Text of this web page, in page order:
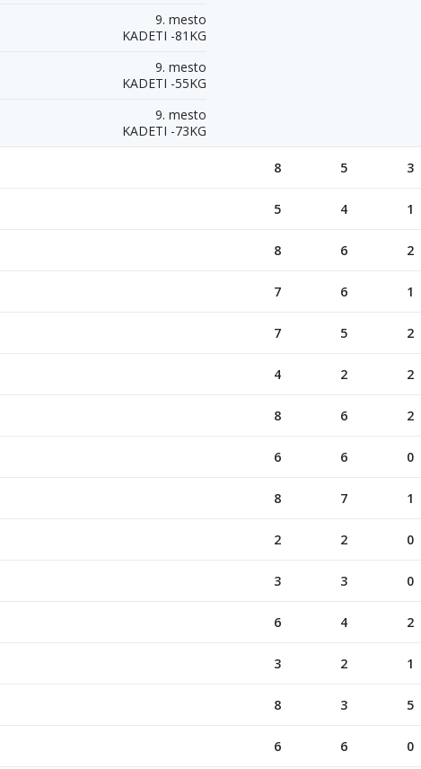
9. mesto
KADETI -81KG
9. mesto
KADETI -55KG
9. mesto
KADETI -73KG
8 5 3
5 4 1
8 6 2
7 6 1
7 5 2
4 2 2
8 6 2
6 6 0
8 7 1
2 2 0
3 3 0
6 4 2
3 2 1
8 3 5
6 6 0